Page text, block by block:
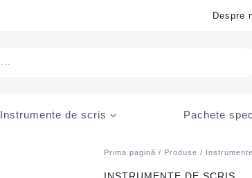
Despre
Instrumente de scris Pachete
Prima pagină / Produse /